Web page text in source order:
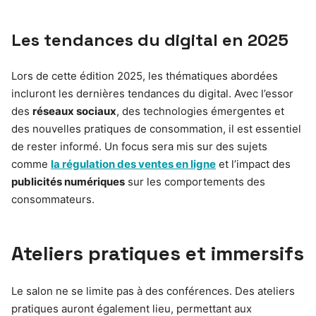
Les tendances du digital en 2025
Lors de cette édition 2025, les thématiques abordées
incluront les dernières tendances du digital. Avec l’essor
des réseaux sociaux, des technologies émergentes et
des nouvelles pratiques de consommation, il est essentiel
de rester informé. Un focus sera mis sur des sujets
comme la régulation des ventes en ligne et l’impact des
publicités numériques sur les comportements des
consommateurs.
Ateliers pratiques et immersifs
Le salon ne se limite pas à des conférences. Des ateliers
pratiques auront également lieu, permettant aux